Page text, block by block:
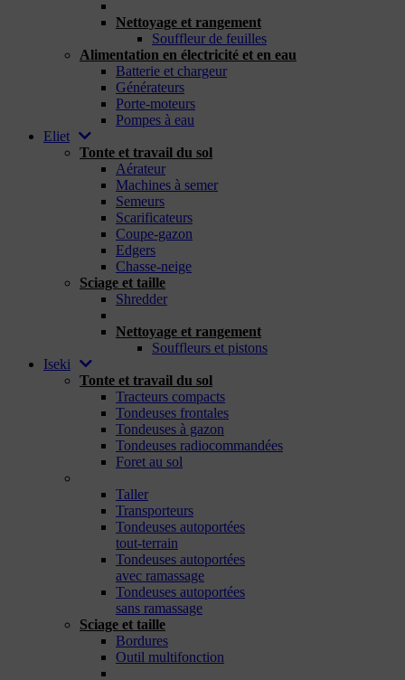
Nettoyage et rangement
Souffleur de feuilles
Alimentation en électricité et en eau
Batterie et chargeur
Générateurs
Porte-moteurs
Pompes à eau
Eliet
Tonte et travail du sol
Aérateur
Machines à semer
Semeurs
Scarificateurs
Coupe-gazon
Edgers
Chasse-neige
Sciage et taille
Shredder
Nettoyage et rangement
Souffleurs et pistons
Iseki
Tonte et travail du sol
Tracteurs compacts
Tondeuses frontales
Tondeuses à gazon
Tondeuses radiocommandées
Foret au sol
Taller
Transporteurs
Tondeuses autoportées
tout-terrain
Tondeuses autoportées
avec ramassage
Tondeuses autoportées
sans ramassage
Sciage et taille
Bordures
Outil multifonction